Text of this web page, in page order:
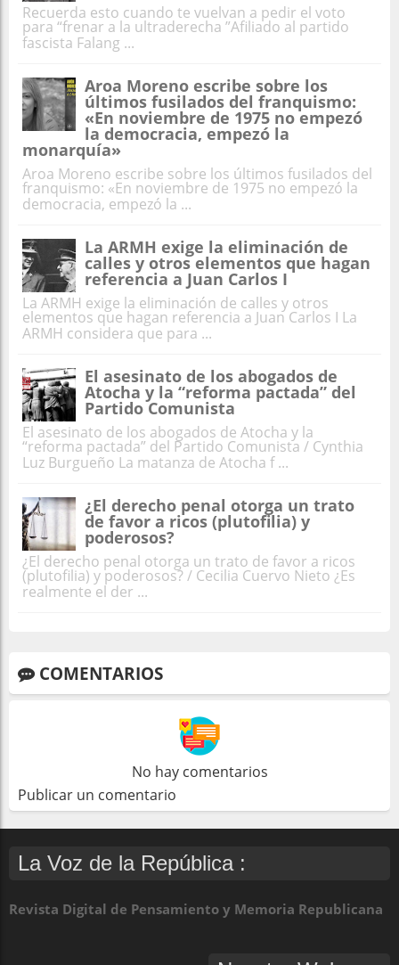
Recuerda esto cuando te vuelvan a pedir el voto
para “frenar a la ultraderecha ”Afiliado al partido
fascista Falang ...
Aroa Moreno escribe sobre los
últimos fusilados del franquismo:
«En noviembre de 1975 no empezó
la democracia, empezó la
monarquía»
Aroa Moreno escribe sobre los últimos fusilados del
franquismo: «En noviembre de 1975 no empezó la
democracia, empezó la ...
La ARMH exige la eliminación de
calles y otros elementos que hagan
referencia a Juan Carlos I
La ARMH exige la eliminación de calles y otros
elementos que hagan referencia a Juan Carlos I La
ARMH considera que para ...
El asesinato de los abogados de
Atocha y la “reforma pactada” del
Partido Comunista
El asesinato de los abogados de Atocha y la
“reforma pactada” del Partido Comunista / Cynthia
Luz Burgueño La matanza de Atocha f ...
¿El derecho penal otorga un trato
de favor a ricos (plutofilia) y
poderosos?
¿El derecho penal otorga un trato de favor a ricos
(plutofilia) y poderosos? / Cecilia Cuervo Nieto ¿Es
realmente el der ...
COMENTARIOS
No hay comentarios
Publicar un comentario
La Voz de la República :
Revista Digital de Pensamiento y Memoria Republicana